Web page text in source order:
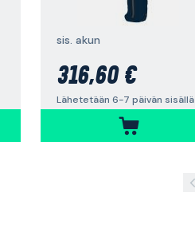
sis. akun
316,60 €
Lähetetään 6-7 päivän sisällä